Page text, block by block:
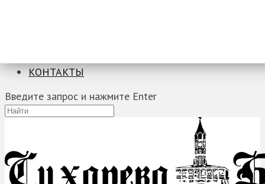
КОНТАКТЫ
Введите запрос и нажмите Enter